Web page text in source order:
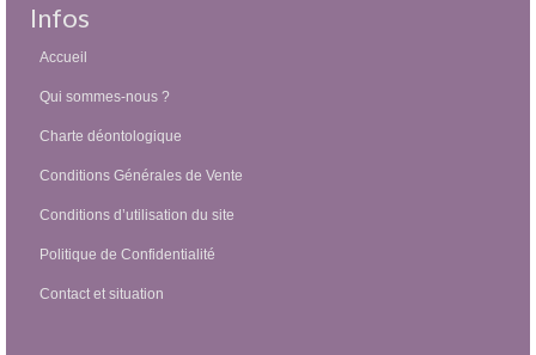
Infos
Accueil
Qui sommes-nous ?
Charte déontologique
Conditions Générales de Vente
Conditions d’utilisation du site
Politique de Confidentialité
Contact et situation